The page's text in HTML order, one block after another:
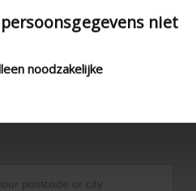
niet
noodzakelijke